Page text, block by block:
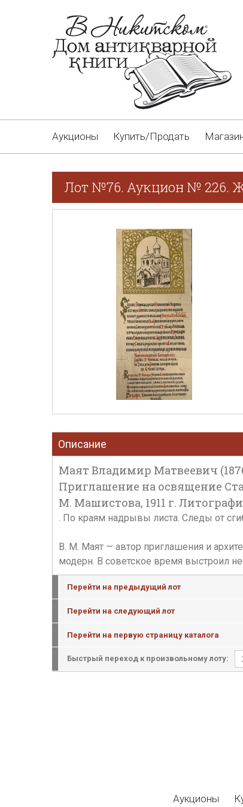
Аукционы Купить/Продать
Лот №76. Аукцион № 226.
Описание
Маят Владимир Матвеевич
Приглашение на освящение
М. Машистова, 1911 г.
. По краям надрывы листа. Следы от
В. М. Маят — автор приглашения и
модерн. В советское время выстроил
Перейти на предыдущий лот
Перейти на следующий лот
Перейти на первую страницу каталога
Быстрый переход к произвольному лоту:
Аукционы